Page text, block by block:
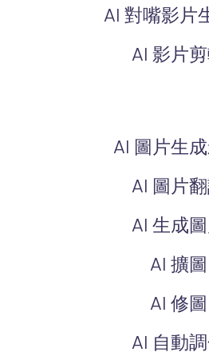
AI 對嘴影片
AI 影片
AI 圖片生
AI 圖片
AI 生成
AI 擴圖
AI 修圖
AI 自動